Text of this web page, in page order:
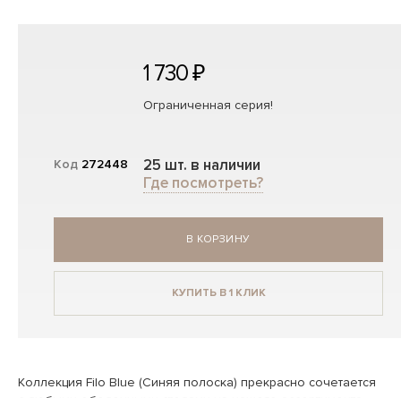
Код 272448
1 730 ₽
Ограниченная серия!
25 шт. в наличии
Где посмотреть?
В КОРЗИНУ
КУПИТЬ В 1 КЛИК
Коллекция Filo Blue (Синяя полоска) прекрасно сочетается